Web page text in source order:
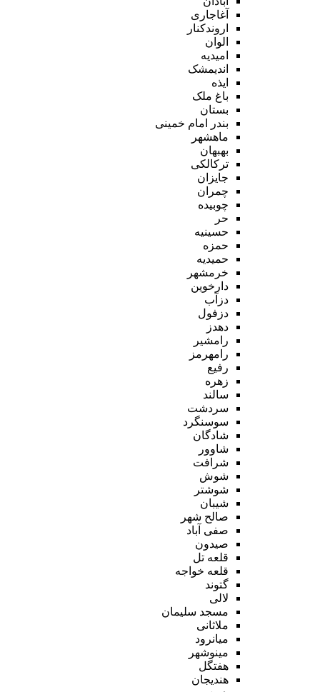
آغاجاری
اروندکنار
الوان
امیدیه
اندیمشک
ایذه
باغ ملک
بستان
بندر امام خمینی
ماهشهر
بهبهان
ترکالکی
جایزان
چمران
چوبیده
حر
حسینیه
حمزه
حمیدیه
خرمشهر
دارخوین
دزآب
دزفول
دهدز
رامشیر
رامهرمز
رفیع
زهره
سالند
سردشت
سوسنگرد
شادگان
شاوور
شرافت
شوش
شوشتر
شیبان
صالح شهر
صفی آباد
صیدون
قلعه تل
قلعه خواجه
گتوند
لالی
مسجد سلیمان
ملاثانی
میانرود
مینوشهر
هفتگل
هندیجان